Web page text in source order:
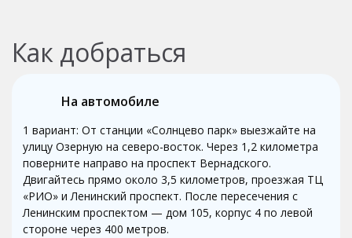
Как добраться
На автомобиле
1 вариант: От станции «Солнцево парк» выезжайте на
улицу Озерную на северо-восток. Через 1,2 километра
поверните направо на проспект Вернадского.
Двигайтесь прямо около 3,5 километров, проезжая ТЦ
«РИО» и Ленинский проспект. После пересечения с
Ленинским проспектом — дом 105, корпус 4 по левой
стороне через 400 метров.